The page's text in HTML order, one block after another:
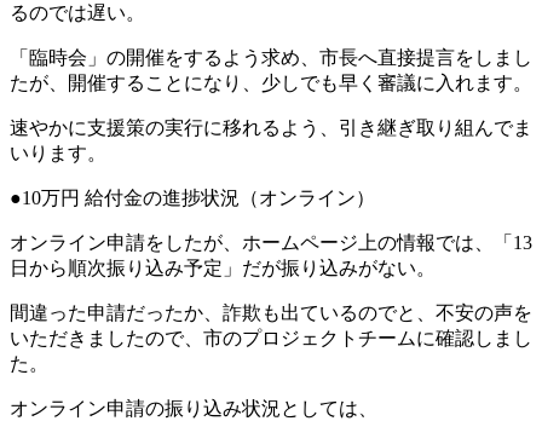
るのでは遅い。
「臨時会」の開催をするよう求め、市長へ直接提言をしまし
たが、開催することになり、少しでも早く審議に入れます。
速やかに支援策の実行に移れるよう、引き継ぎ取り組んでま
いります。
●10万円 給付金の進捗状況（オンライン）
オンライン申請をしたが、ホームページ上の情報では、「 13
日から順次振り込み予定」だが振り込みがない。
間違った申請だったか、詐欺も出ているのでと、不安の声を
いただきましたので、市のプロジェクトチームに確認しまし
た。
オンライン申請の振り込み状況としては、